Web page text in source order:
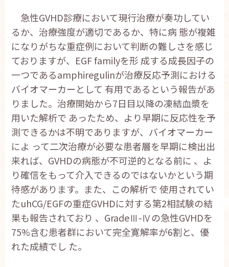
急性GVHD診療において現行治療が奏功してい
るか、治療強度が適切であるか、特に病 態が複雑
になりがちな重症例において判断の難しさを感じ
ておりますが、EGF familyを形 成する成長因子の
一つであるamphiregulinが治療反応予測における
バイオマーカーとして 有用であるという報告があ
りました。治療開始から7日目以降の凍結血漿を
用いた解析で あったため、より早期に反応性を予
測できるかは不明でありますが、バイオマーカー
によ って二次治療が必要な患者層を早期に検出出
来れば、GVHDの病態が不可逆的となる前に 、よ
り確信をもって介入できるのではないかという期
待感があります。また、この解析で 使用されてい
たuhCG/EGFの重症GVHDに対する第2相試験の結
果も報告されており 、GradeⅢ-Ⅳの急性GVHDを
75%含む患者群において完全寛解率が6割と、優
れた成績でし た。